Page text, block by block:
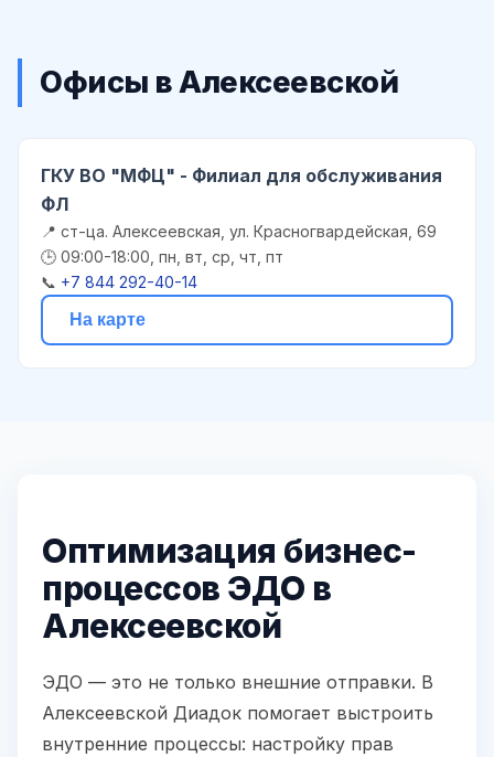
Офисы в Алексеевской
ГКУ ВО "МФЦ" - Филиал для обслуживания
ФЛ
📍 ст-ца. Алексеевская, ул. Красногвардейская, 69
🕒 09:00-18:00, пн, вт, ср, чт, пт
📞 +7 844 292-40-14
На карте
Оптимизация бизнес-
процессов ЭДО в
Алексеевской
ЭДО — это не только внешние отправки. В
Алексеевской Диадок помогает выстроить
внутренние процессы: настройку прав